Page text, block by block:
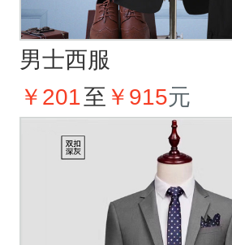
男士西服
￥201至 ￥915元